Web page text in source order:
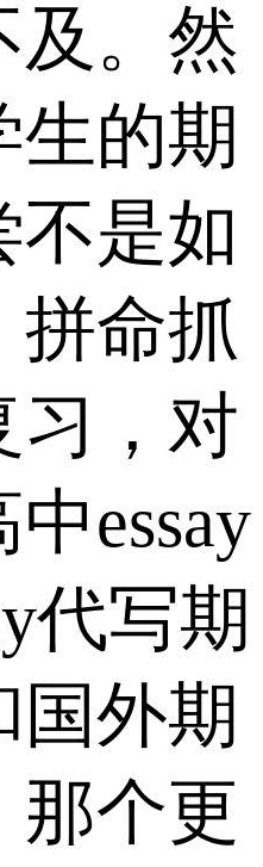
及。然
生的期
不是如
拼命抓
习，对
essay
代写期
国外期
那个更